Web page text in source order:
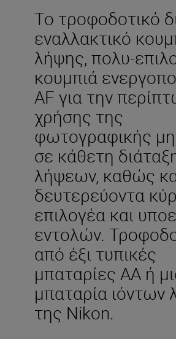
Το τροφοδοτικό
εναλλακτικό
λήψης, πολυ-
κουμπιά
AF για την
χρήσης της
φωτογραφικής
σε κάθετη
λήψεων, καθώς
δευτερεύοντα
επιλογέα και
εντολών.
από έξι τυπικές
μπαταρίες ΑΑ ή
μπαταρία ιόντων
της Nikon.